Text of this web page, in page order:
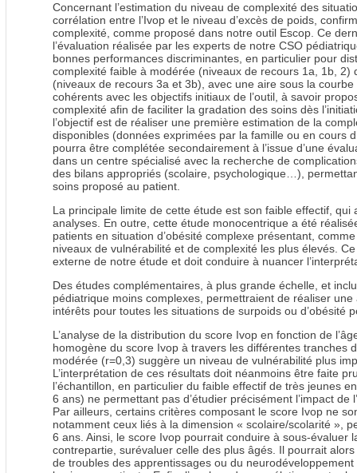
Concernant l’estimation du niveau de complexité des
corrélation entre l’Ivop et le niveau d’excès de poids,
complexité, comme proposé dans notre outil Escop. Ce
l’évaluation réalisée par les experts de notre CSO
bonnes performances discriminantes, en particulier pour
complexité faible à modérée (niveaux de recours 1a, 1b,
(niveaux de recours 3a et 3b), avec une aire sous la
cohérents avec les objectifs initiaux de l’outil, à savoir
complexité afin de faciliter la gradation des soins dès
l’objectif est de réaliser une première estimation de la
disponibles (données exprimées par la famille ou en cours
pourra être complétée secondairement à l’issue d’une
dans un centre spécialisé avec la recherche de
des bilans appropriés (scolaire, psychologique…),
soins proposé au patient.
La principale limite de cette étude est son faible effectif,
analyses. En outre, cette étude monocentrique a été
patients en situation d’obésité complexe présentant,
niveaux de vulnérabilité et de complexité les plus élevés.
externe de notre étude et doit conduire à nuancer
Des études complémentaires, à plus grande échelle, et
pédiatrique moins complexes, permettraient de réaliser
intérêts pour toutes les situations de surpoids ou d’obésité
L’analyse de la distribution du score Ivop en fonction de
homogène du score Ivop à travers les différentes tranches
modérée (r=0,3) suggère un niveau de vulnérabilité plus
L’interprétation de ces résultats doit néanmoins être faite
l’échantillon, en particulier du faible effectif de très jeunes
6 ans) ne permettant pas d’étudier précisément l’impact
Par ailleurs, certains critères composant le score Ivop ne
notamment ceux liés à la dimension « scolaire/scolarité »,
6 ans. Ainsi, le score Ivop pourrait conduire à sous-évaluer
contrepartie, surévaluer celle des plus âgés. Il pourrait
de troubles des apprentissages ou du